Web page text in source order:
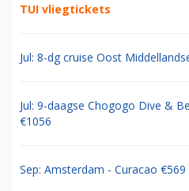
TUI vliegtickets
Jul: 8-dg cruise Oost
Jul: 9-daagse Chogogo Dive &
€1056
Sep: Amsterdam - Curacao €569